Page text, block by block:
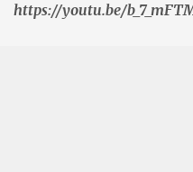
https://youtu.be/